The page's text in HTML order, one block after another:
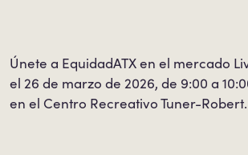
Únete a EquidadATX en el mercado
el 26 de marzo de 2026, de 9:00 a
en el Centro Recreativo Tuner-Robert.